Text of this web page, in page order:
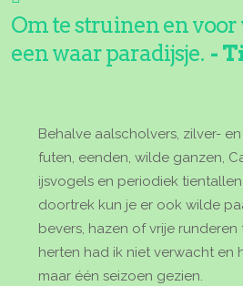
Om te struinen en voor
een waar paradijsje.
Behalve aalscholvers, zilver-
futen, eenden, wilde ganzen,
ijsvogels en periodiek
doortrek kun je er ook wilde
bevers, hazen of vrije
herten had ik niet verwacht en
maar één seizoen gezien.